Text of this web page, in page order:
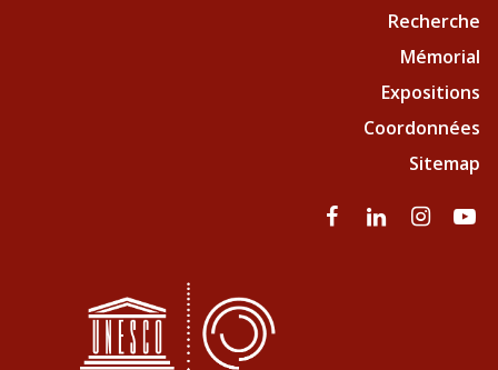
Recherche
Mémorial
Expositions
Coordonnées
Sitemap